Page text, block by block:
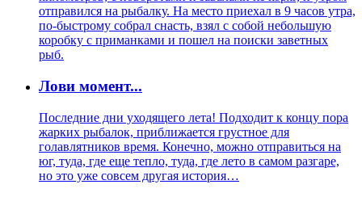
отправился на рыбалку. На место приехал в 9 часов утра,
по-быстрому собрал снасть, взял с собой небольшую
коробку с приманками и пошел на поиски заветных
рыб.
Лови момент...
Последние дни уходящего лета! Подходит к концу пора
жарких рыбалок, приближается грустное для
голавлятников время. Конечно, можно отправиться на
юг, туда, где еще тепло, туда, где лето в самом разгаре,
но это уже совсем другая история…